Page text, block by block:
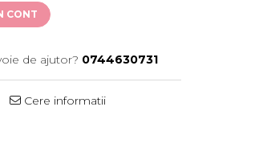
CONT
de ajutor? 0744630731
Cere informatii